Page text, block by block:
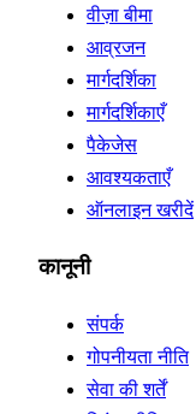
वीज़ा बीमा
आव्रजन
मार्गदर्शिका
मार्गदर्शिकाएँ
पैकेजेस
आवश्यकताएँ
ऑनलाइन खरीदें
कानूनी
संपर्क
गोपनीयता नीति
सेवा की शर्तें